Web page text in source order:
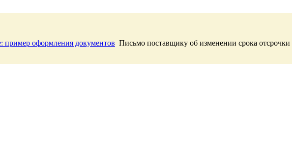
пример оформления документов Письмо поставщику об изменении срока отсрочки